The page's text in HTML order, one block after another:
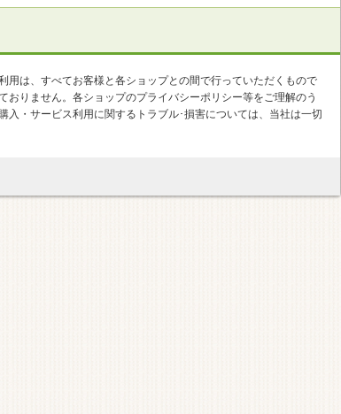
用は、すべてお客様と各ショップとの間で行っていただくもので
りません。各ショップのプライバシーポリシー等をご理解のう
入・サービス利用に関するトラブル･損害については、当社は一切